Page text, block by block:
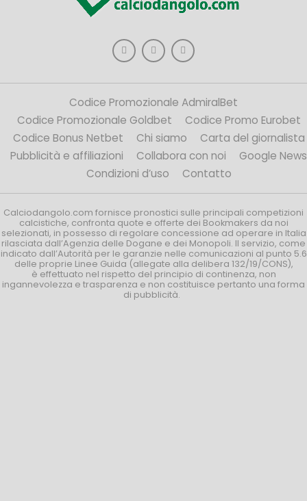
Codice Promozionale AdmiralBet
Codice Promozionale Goldbet
Codice Promo Eurobet
Codice Bonus Netbet
Chi siamo
Carta del giornalista
Pubblicità e affiliazioni
Collabora con noi
Google News
Condizioni d’uso
Contatto
Calciodangolo.com fornisce pronostici sulle principali competizioni
calcistiche, confronta quote e offerte dei Bookmakers da noi
selezionati, in possesso di regolare concessione ad operare in Italia
rilasciata dall’Agenzia delle Dogane e dei Monopoli. Il servizio, come
indicato dall’Autorità per le garanzie nelle comunicazioni al punto 5.6
delle proprie Linee Guida (allegate alla delibera 132/19/CONS),
è effettuato nel rispetto del principio di continenza, non
ingannevolezza e trasparenza e non costituisce pertanto una forma
di pubblicità.